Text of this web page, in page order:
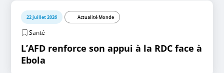
22 juillet 2026 Actualité Monde
Santé
L’AFD renforce son appui à la RDC face à
Ebola